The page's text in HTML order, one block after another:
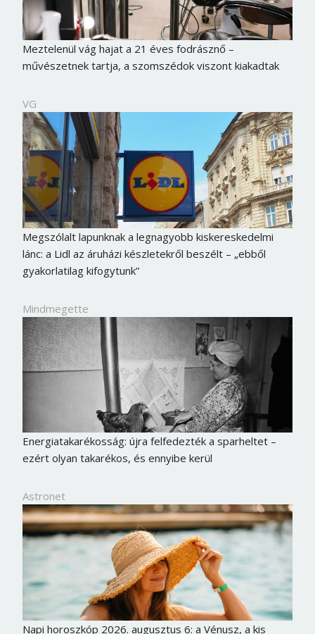
Meztelenül vág hajat a 21 éves fodrásznő –
művészetnek tartja, a szomszédok viszont kiakadtak
VG
Megszólalt lapunknak a legnagyobb kiskereskedelmi
lánc: a Lidl az áruházi készletekről beszélt – „ebből
gyakorlatilag kifogytunk”
Mindmegette
Energiatakarékosság: újra felfedezték a sparheltet –
ezért olyan takarékos, és ennyibe kerül
Astronet
Napi horoszkóp 2026. augusztus 6: a Vénusz, a kis